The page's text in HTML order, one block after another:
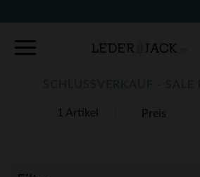
1 Artikel
SCHLUSSVERKAUF - SALE